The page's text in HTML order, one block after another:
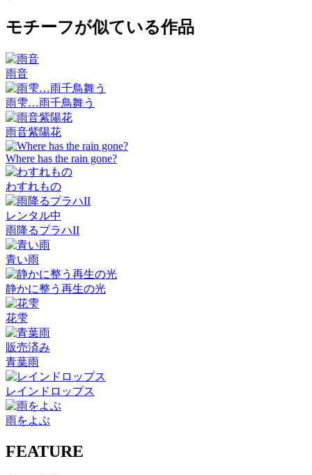
モチーフが似ている作品
雨音
雨雫…雨千鳥舞う
雨音紫陽花
Where has the rain gone?
わすれもの
レンタル中
雨降るプラハII
青い雨
静かに整う再生の光
花雫
販売済み
青葉雨
レインドロップス
雨をよぶ
FEATURE